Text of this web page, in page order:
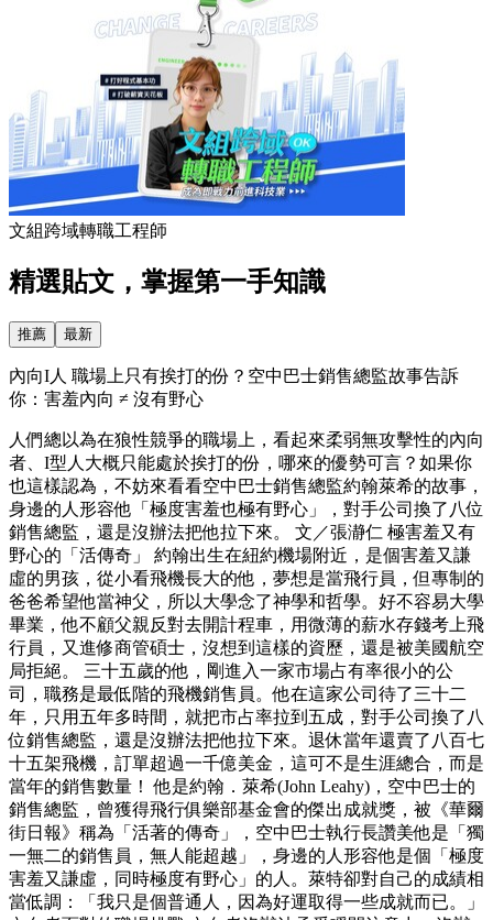
文組跨域轉職工程師
精選貼文，掌握第一手知識
推薦 最新
內向I人 職場上只有挨打的份？空中巴士銷售總監故事告訴
你：害羞內向 ≠ 沒有野心
人們總以為在狼性競爭的職場上，看起來柔弱無攻擊性的內向
者、I型人大概只能處於挨打的份，哪來的優勢可言？如果你
也這樣認為，不妨來看看空中巴士銷售總監約翰萊希的故事，
身邊的人形容他「極度害羞也極有野心」，對手公司換了八位
銷售總監，還是沒辦法把他拉下來。 文／張瀞仁 極害羞又有
野心的「活傳奇」 約翰出生在紐約機場附近，是個害羞又謙
虛的男孩，從小看飛機長大的他，夢想是當飛行員，但專制的
爸爸希望他當神父，所以大學念了神學和哲學。好不容易大學
畢業，他不顧父親反對去開計程車，用微薄的薪水存錢考上飛
行員，又進修商管碩士，沒想到這樣的資歷，還是被美國航空
局拒絕。 三十五歲的他，剛進入一家市場占有率很小的公
司，職務是最低階的飛機銷售員。他在這家公司待了三十二
年，只用五年多時間，就把市占率拉到五成，對手公司換了八
位銷售總監，還是沒辦法把他拉下來。退休當年還賣了八百七
十五架飛機，訂單超過一千億美金，這可不是生涯總合，而是
當年的銷售數量！ 他是約翰．萊希(John Leahy)，空中巴士的
銷售總監，曾獲得飛行俱樂部基金會的傑出成就獎，被《華爾
街日報》稱為「活著的傳奇」，空中巴士執行長讚美他是「獨
一無二的銷售員，無人能超越」，身邊的人形容他是個「極度
害羞又謙虛，同時極度有野心」的人。萊特卻對自己的成績相
當低調：「我只是個普通人，因為好運取得一些成就而已。」